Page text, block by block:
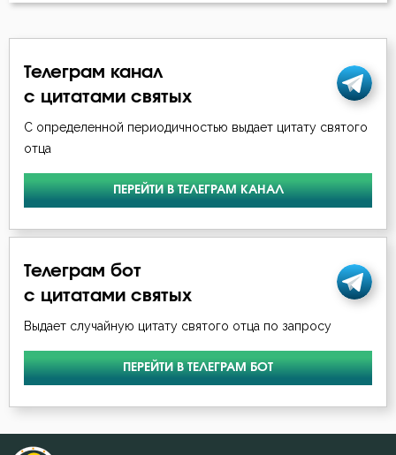
Зло
Злопамятство
Искушение
Исповедь
Исправление
Кротость
Лень
Лесть
Лицемерие
Телеграм канал
с цитатами святых
С определенной периодичностью выдает цитату святого
отца
ПЕРЕЙТИ В ТЕЛЕГРАМ КАНАЛ
Телеграм бот
с цитатами святых
Выдает случайную цитату святого отца по запросу
ПЕРЕЙТИ В ТЕЛЕГРАМ БОТ